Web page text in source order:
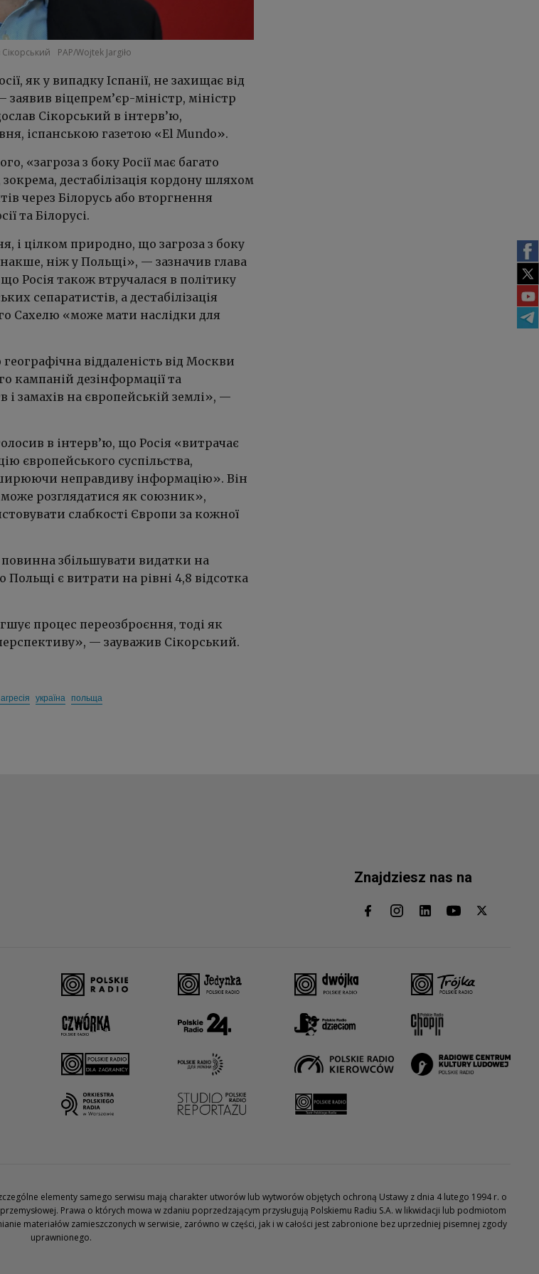
PAP/Wojtek Jargiło
як у випадку Іспанії, не захищає від
заявив віцепрем’єр-міністр, міністр
Сікорський в інтерв’ю,
іспанською газетою «El Mundo».
«загроза з боку Росії має багато
дестабілізація кордону шляхом
через Білорусь або вторгнення
та Білорусі.
і цілком природно, що загроза з боку
ніж у Польщі», — зазначив глава
Росія також втручалася в політику
сепаратистів, а дестабілізація
Сахелю «може мати наслідки для
віддаленість від Москви
кампаній дезінформації та
замахів на європейській землі», —
в інтерв’ю, що Росія «витрачає
європейського суспільства,
неправдиву інформацію». Він
розглядатися як союзник»,
слабкості Європи за кожної
збільшувати видатки на
є витрати на рівні 4,8 відсотка
процес переозброєння, тоді як
— зауважив Сікорський.
україна польща
Znajdziesz nas na
elementy samego serwisu mają charakter utworów lub wytworów objętych ochroną Ustawy z dnia 4 lutego 1994 r. o
Prawa o których mowa w zdaniu poprzedzającym przysługują Polskiemu Radiu S.A. w likwidacji lub podmiotom
materiałów zamieszczonych w serwisie, zarówno w części, jak i w całości jest zabronione bez uprzedniej pisemnej zgody
uprawnionego.